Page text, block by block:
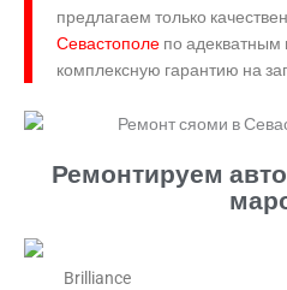
предлагаем только
Севастополе по адекватным
комплексную гарантию на
Ремонтируем
Brilliance